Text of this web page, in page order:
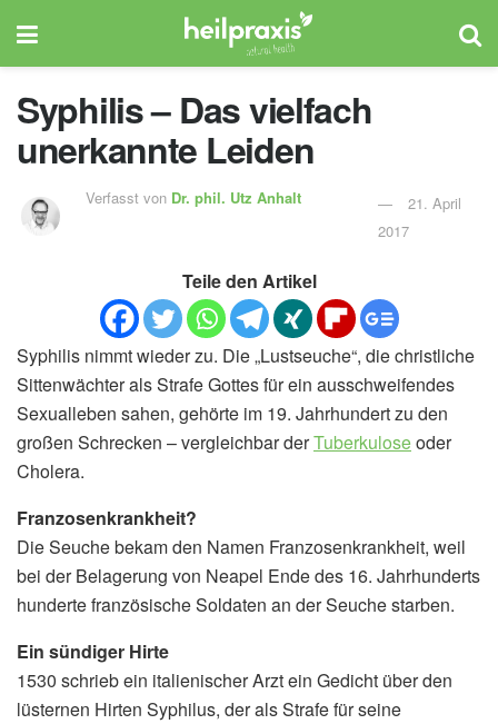
Syphilis – Das vielfach
unerkannte Leiden
Verfasst von Dr. phil. Utz Anhalt
21. April
2017
Teile den Artikel
Syphilis nimmt wieder zu. Die „Lustseuche“, die christliche
Sittenwächter als Strafe Gottes für ein ausschweifendes
Sexualleben sahen, gehörte im 19. Jahrhundert zu den
großen Schrecken – vergleichbar derTuberkuloseoder
Cholera.
Franzosenkrankheit?
Die Seuche bekam den Namen Franzosenkrankheit, weil
bei der Belagerung von Neapel Ende des 16. Jahrhunderts
hunderte französische Soldaten an der Seuche starben.
Ein sündiger Hirte
1530 schrieb ein italienischer Arzt ein Gedicht über den
lüsternen Hirten Syphilus, der als Strafe für seine